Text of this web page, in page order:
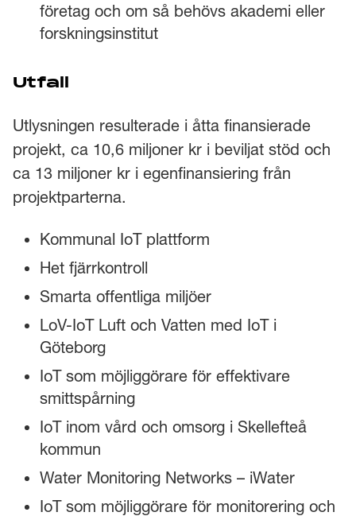
företag och om så behövs akademi eller
forskningsinstitut
Utfall
Utlysningen resulterade i åtta finansierade
projekt, ca 10,6 miljoner kr i beviljat stöd och
ca 13 miljoner kr i egenfinansiering från
projektparterna.
Kommunal IoT plattform
Het fjärrkontroll
Smarta offentliga miljöer
LoV-IoT Luft och Vatten med IoT i
Göteborg
IoT som möjliggörare för effektivare
smittspårning
IoT inom vård och omsorg i Skellefteå
kommun
Water Monitoring Networks – iWater
IoT som möjliggörare för monitorering och